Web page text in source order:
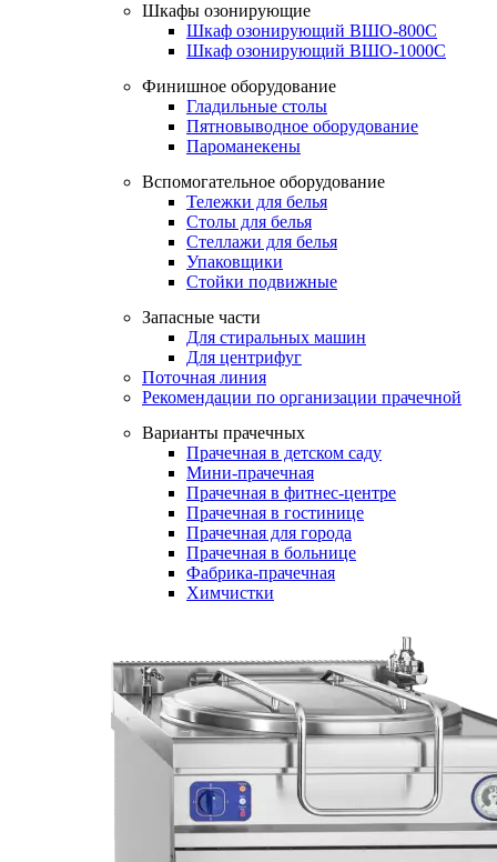
Шкафы озонирующие
Шкаф озонирующий ВШО-800С
Шкаф озонирующий ВШО-1000С
Финишное оборудование
Гладильные столы
Пятновыводное оборудование
Пароманекены
Вспомогательное оборудование
Тележки для белья
Столы для белья
Стеллажи для белья
Упаковщики
Стойки подвижные
Запасные части
Для стиральных машин
Для центрифуг
Поточная линия
Рекомендации по организации прачечной
Варианты прачечных
Прачечная в детском саду
Мини-прачечная
Прачечная в фитнес-центре
Прачечная в гостинице
Прачечная для города
Прачечная в больнице
Фабрика-прачечная
Химчистки